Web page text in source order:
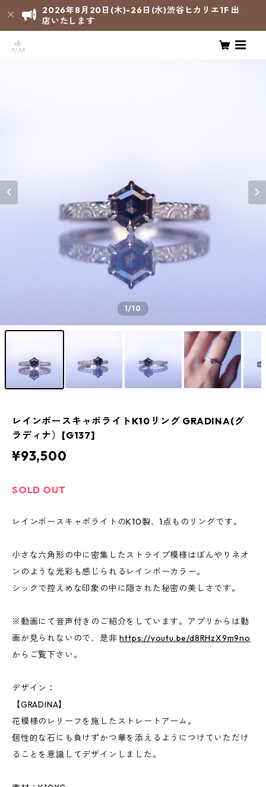
2026年8月20日(木)-26日(水)渋谷ヒカリエ1F 出
店いたします
1/10
レインボースキャポライトK10リング GRADINA(グ
ラディナ）[G137]
¥93,500
SOLD OUT
レインボースキャポライトのK10製、1点ものリングです。
小さな六角形の中に密集したストライプ模様はぼんやりネオ
ンのような光彩も感じられるレインボーカラー。
シックで控えめな印象の中に隠された秘密の美しさです。
※動画にて音声付きのご紹介をしています。アプリからは動
画が見られないので、是非https://youtu.be/d8RHzX9m9no
からご覧下さい。
デザイン：
【GRADINA】
花模様のレリーフを施したストレートアーム。
個性的な石にも負けずかつ華を添えるようにつけていただけ
ることを意識してデザインしました。